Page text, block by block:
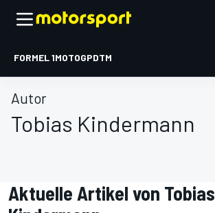
FORMEL 1MOTOGPDTM
Autor
Tobias Kindermann
Aktuelle Artikel von Tobias